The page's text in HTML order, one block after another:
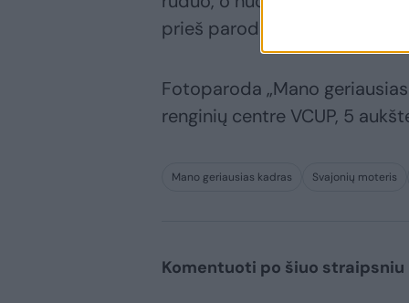
prieš parodą pasakojo
Fotoparoda „Mano
renginių centre VCUP, 5
Mano geriausias kadras Svajonių moteris
Komentuoti po šiuo straipsniu